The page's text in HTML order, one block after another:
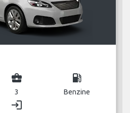
business_center
3
local_gas_station
Benzine
login